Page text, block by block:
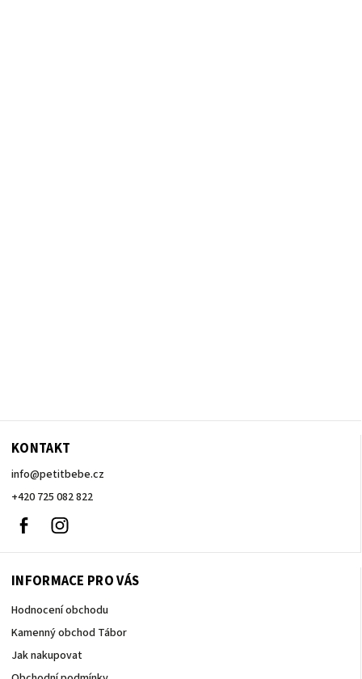
KONTAKT
info@petitbebe.cz
+420 725 082 822
Facebook
INFORMACE PRO VÁS
Hodnocení obchodu
Kamenný obchod Tábor
Jak nakupovat